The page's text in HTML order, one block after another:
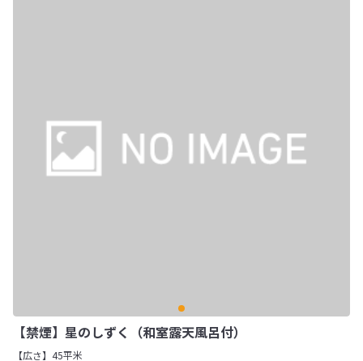
【禁煙】星のしずく（和室露天風呂付）
【広さ】45平米